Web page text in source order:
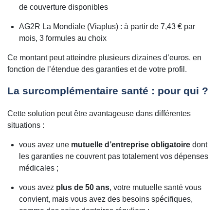
de couverture disponibles
AG2R La Mondiale (Viaplus) : à partir de 7,43 € par
mois, 3 formules au choix
Ce montant peut atteindre plusieurs dizaines d’euros, en
fonction de l’étendue des garanties et de votre profil.
La surcomplémentaire santé : pour qui ?
Cette solution peut être avantageuse dans différentes
situations :
vous avez une mutuelle d’entreprise obligatoire dont
les garanties ne couvrent pas totalement vos dépenses
médicales ;
vous avez plus de 50 ans, votre mutuelle santé vous
convient, mais vous avez des besoins spécifiques,